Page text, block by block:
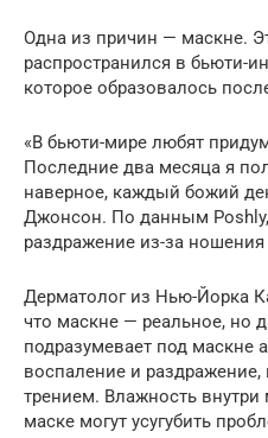
Одна из причин — маскне.
распространился в бьюти-
которое образовалось
«В бьюти-мире любят
Последние два месяца я
наверное, каждый божий
Джонсон. По данным
раздражение из-за
Дерматолог из Нью-Йорка
что маскне — реальное, но
подразумевает под маскне
воспаление и
трением. Влажность внутри
маске могут усугубить